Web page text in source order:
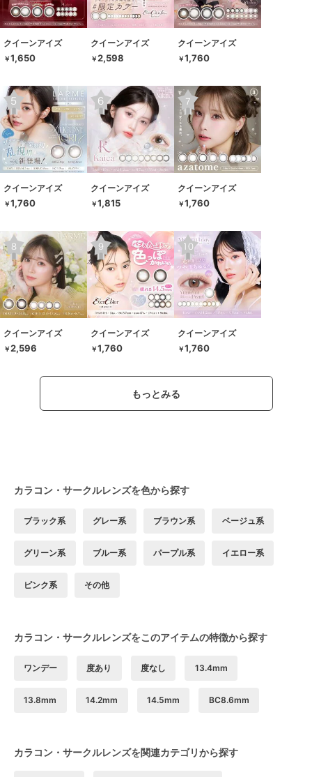
クイーンアイズ
￥1,650
クイーンアイズ
￥2,598
クイーンアイズ
￥1,760
クイーンアイズ
￥1,760
クイーンアイズ
￥1,815
クイーンアイズ
￥1,760
クイーンアイズ
￥2,596
クイーンアイズ
￥1,760
クイーンアイズ
￥1,760
もっとみる
カラコン・サークルレンズを色から探す
ブラック系 グレー系 ブラウン系 ベージュ系
グリーン系 ブルー系 パープル系 イエロー系
ピンク系 その他
カラコン・サークルレンズをこのアイテムの特徴から探す
ワンデー 度あり 度なし 13.4mm
13.8mm 14.2mm 14.5mm BC8.6mm
カラコン・サークルレンズを関連カテゴリから探す